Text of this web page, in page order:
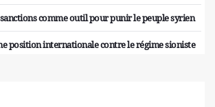
comme outil pour punir le peuple syrien
position internationale contre le régime sioniste